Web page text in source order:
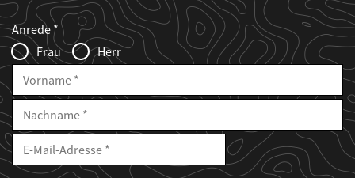
Web2Case
Infofelder
Fieldset
anrede_name
Anrede
Frau
Herr
Vorname
Nachname
E-
Mailadresse
E-
Adresse